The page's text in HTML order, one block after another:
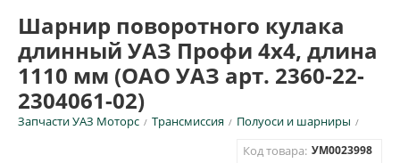
Шарнир поворотного кулака
длинный УАЗ Профи 4х4, длина
1110 мм (ОАО УАЗ арт. 2360-22-
2304061-02)
Запчасти УАЗ Моторс / Трансмиссия / Полуоси и шарниры /
Код товара: УМ0023998
E-mail для уведомления письмом
Номер телефона для SMS уведомления